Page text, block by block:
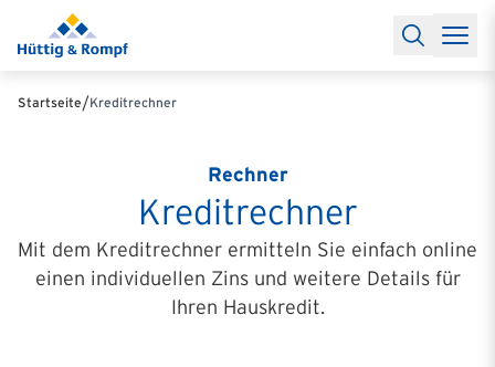
Baufinanzierung
RechnerBaufinanzierungsrechner
Anschlussfinanzierung
Partnerschaft
Käuferprofile 2026
Updates erhaltenAlle Termine
Ihre Ansprechpartner
Startseite/Kreditrechner
Rechner
Kreditrechner
Mit dem Kreditrechner ermitteln Sie einfach online
einen individuellen Zins und weitere Details für
Ihren Hauskredit.